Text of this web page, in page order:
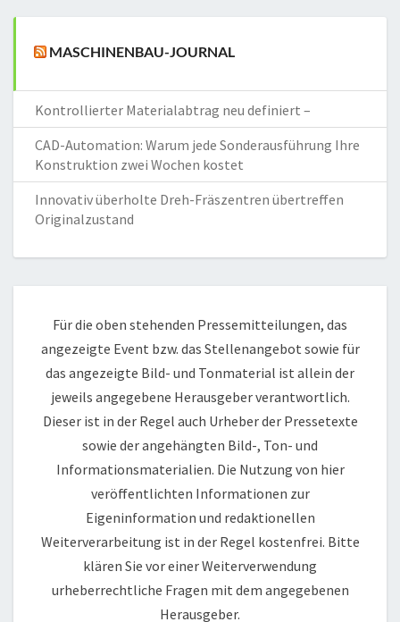
MASCHINENBAU-JOURNAL
Kontrollierter Materialabtrag neu definiert –
CAD-Automation: Warum jede Sonderausführung Ihre
Konstruktion zwei Wochen kostet
Innovativ überholte Dreh-Fräszentren übertreffen
Originalzustand
Für die oben stehenden Pressemitteilungen, das
angezeigte Event bzw. das Stellenangebot sowie für
das angezeigte Bild- und Tonmaterial ist allein der
jeweils angegebene Herausgeber verantwortlich.
Dieser ist in der Regel auch Urheber der Pressetexte
sowie der angehängten Bild-, Ton- und
Informationsmaterialien. Die Nutzung von hier
veröffentlichten Informationen zur
Eigeninformation und redaktionellen
Weiterverarbeitung ist in der Regel kostenfrei. Bitte
klären Sie vor einer Weiterverwendung
urheberrechtliche Fragen mit dem angegebenen
Herausgeber.